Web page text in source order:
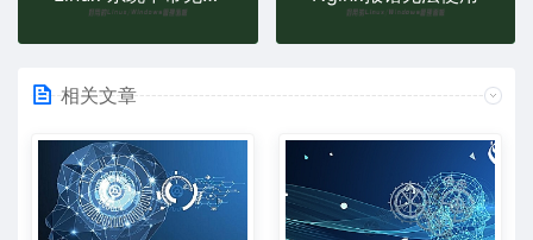
相关文章